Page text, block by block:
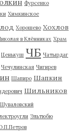
Фурсенко
Химкинское
Хорошево Хохлов
в Клённиках Храм
Ценькуш ЧБ Чатырдаг
Чечулинская Чигирев
Шапиро Шапкин
Шильников
Шуваловский
Эльтюбю